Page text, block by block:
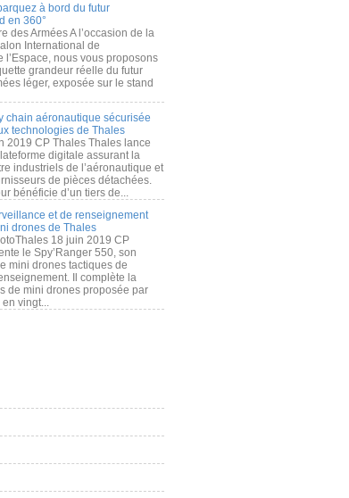
à bord du futur
en 360°
des Armées A l’occasion de la
International de
l’Espace, nous vous proposons
grandeur réelle du futur
léger, exposée sur le stand
chain aéronautique sécurisée
technologies de Thales
2019 CP Thales Thales lance
digitale assurant la
industriels de l’aéronautique et
de pièces détachées.
bénéficie d’un tiers de...
et de renseignement
drones de Thales
18 juin 2019 CP
le Spy’Ranger 550, son
mini drones tactiques de
Il complète la
de mini drones proposée par
vingt...